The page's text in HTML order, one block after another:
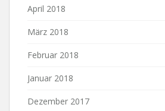
April 2018
März 2018
Februar 2018
Januar 2018
Dezember 2017